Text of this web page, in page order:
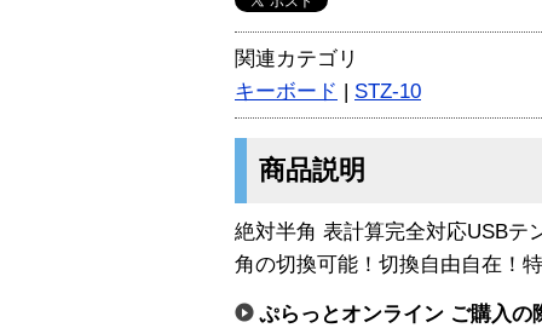
関連カテゴリ
キーボード | STZ-10
商品説明
絶対半角 表計算完全対応USBテ
角の切換可能！切換自由自在！
ぷらっとオンライン ご購入の